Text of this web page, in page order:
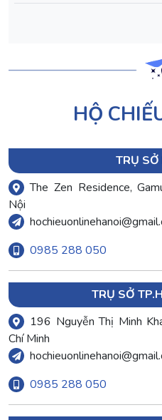
HỘ
TRỤ
The Zen Residence,
Nội
0985 288 050
TRỤ SỞ
196 Nguyễn Thị Minh
Chí Minh
0985 288 050